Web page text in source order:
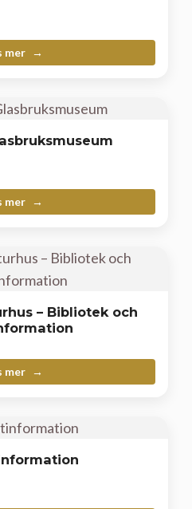
mer
mer
– Bibliotek och
mer